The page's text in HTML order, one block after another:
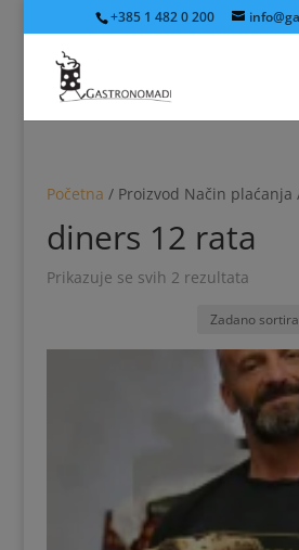
+385 1 482 0 200
Početna / Proizvod Način
diners 12 rata
Prikazuje se svih 2 rezultata